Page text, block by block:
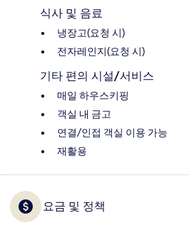
식사 및 음료
냉장고(요청 시)
전자레인지(요청 시)
기타 편의 시설/서비스
매일 하우스키핑
객실 내 금고
연결/인접 객실 이용 가능
재활용
요금 및 정책